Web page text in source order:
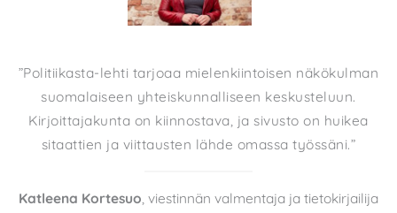
”Politiikasta-lehti tarjoaa mielenkiintoisen näkökulman
suomalaiseen yhteiskunnalliseen keskusteluun.
Kirjoittajakunta on kiinnostava, ja sivusto on huikea
sitaattien ja viittausten lähde omassa työssäni.”
Katleena Kortesuo, viestinnän valmentaja ja tietokirjailija